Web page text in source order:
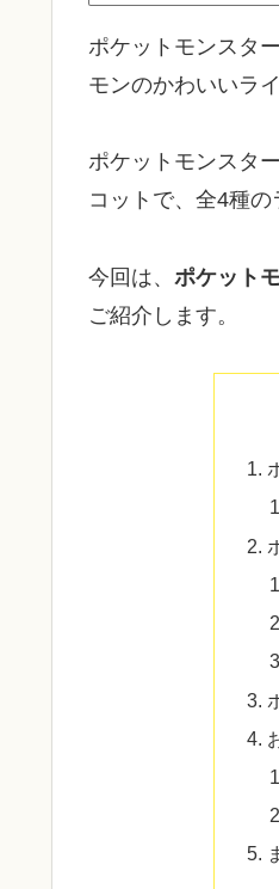
ポケットモンスタ
モンのかわいいラ
ポケットモンスタ
コットで、全4種の
今回は、 ポケット
ご紹介します。